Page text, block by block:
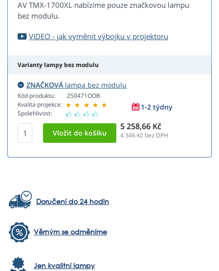
AV TMX-1700XL nabízíme pouze značkovou lampu
bez modulu.
VIDEO - jak vyměnit výbojku v projektoru
Varianty lampy bez modulu
ZNAČKOVÁ lampa bez modulu
Kód produktu:
Kvalita projekce:
Spolehlivost:
Z50471OOB
1-2 týdny
5 258,66 Kč
4 346 Kč bez DPH
Doručení do 24 hodin
Věrným se odměníme
Jen kvalitní lampy